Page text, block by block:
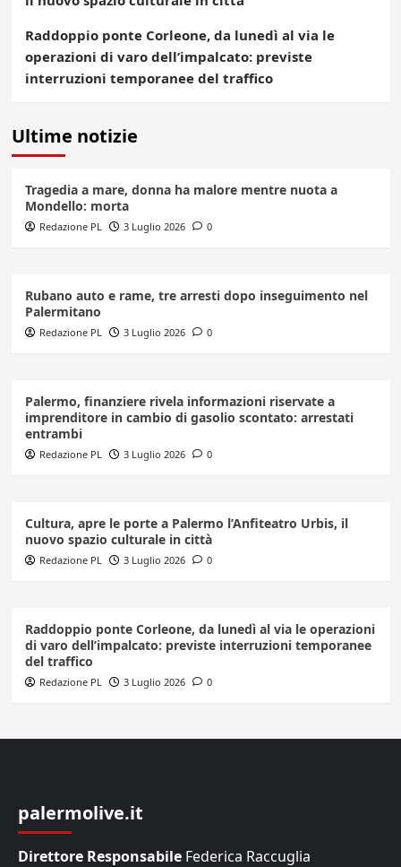
Raddoppio ponte Corleone, da lunedì al via le
operazioni di varo dell’impalcato: previste
interruzioni temporanee del traffico
Ultime notizie
Tragedia a mare, donna ha malore mentre nuota a
Mondello: morta
Redazione PL 3 Luglio 2026 0
Rubano auto e rame, tre arresti dopo inseguimento nel
Palermitano
Redazione PL 3 Luglio 2026 0
Palermo, finanziere rivela informazioni riservate a
imprenditore in cambio di gasolio scontato: arrestati
entrambi
Redazione PL 3 Luglio 2026 0
Cultura, apre le porte a Palermo l’Anfiteatro Urbis, il
nuovo spazio culturale in città
Redazione PL 3 Luglio 2026 0
Raddoppio ponte Corleone, da lunedì al via le operazioni
di varo dell’impalcato: previste interruzioni temporanee
del traffico
Redazione PL 3 Luglio 2026 0
palermolive.it
Direttore Responsabile Federica Raccuglia